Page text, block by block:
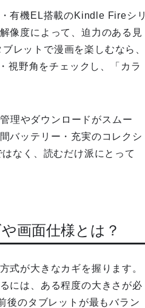
有機EL搭載のKindle Fireシリ
像度によって、迫力のある見
レットで漫画を楽しむなら、
視野角をチェックし、「カラ
理やダウンロードがスムー
バッテリー・充実のコレクシ
なく、読むだけ派にとって
画面仕様とは？
式が大きなカギを握ります。
には、ある程度の大きさが必
後のタブレットが最もバラン